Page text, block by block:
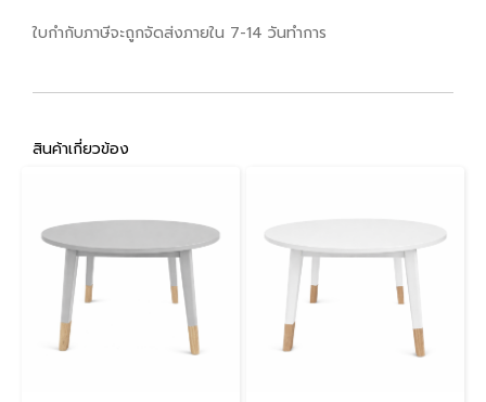
ใบกำกับภาษีจะถูกจัดส่งภายใน 7-14 วันทำการ
สินค้าเกี่ยวข้อง